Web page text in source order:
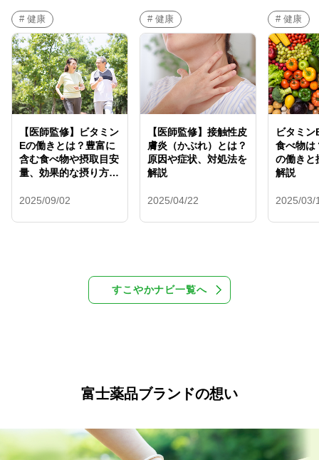
# 健康
【医師監修】ビタミン
Eの働きとは？豊富に
含む食べ物や摂取目安
量、効果的な摂り方を
2025/09/02
# 健康
【医師監修】接触性皮
膚炎（かぶれ）とは？
原因や症状、対処法を
解説
2025/04/22
# 健康
ビタミ
食べ物は
の働きと
解説
2025/03/
すこやかナビ一覧へ
富士薬品ブランドの想い